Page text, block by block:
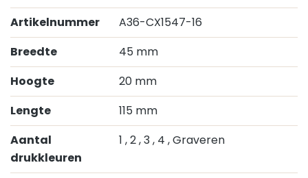
Artikelnummer
A36-CX1547-16
Breedte
45 mm
Hoogte
20 mm
Lengte
115 mm
Aantal
drukkleuren
1 , 2, 3, 4 , Graveren